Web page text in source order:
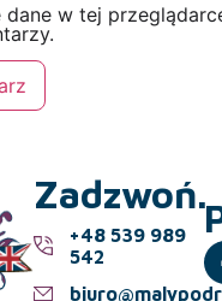
dane w tej
Zadzwoń.
+48 539 989
542